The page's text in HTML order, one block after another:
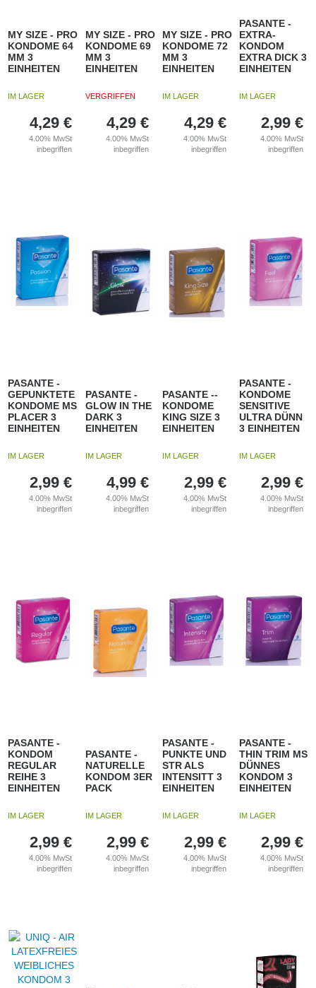
MY SIZE - PRO
KONDOME 64
MM 3
EINHEITEN
IM LAGER
4,29 €
4.00% MwSt
inbegriffen
MY SIZE - PRO
KONDOME 69
MM 3
EINHEITEN
VERGRIFFEN
4,29 €
4.00% MwSt
inbegriffen
MY SIZE - PRO
KONDOME 72
MM 3
EINHEITEN
IM LAGER
4,29 €
4.00% MwSt
inbegriffen
PASANTE -
EXTRA-
KONDOM
EXTRA DICK 3
EINHEITEN
IM LAGER
2,99 €
4.00% MwSt
inbegriffen
PASANTE -
GEPUNKTETE
KONDOME MS
PLACER 3
EINHEITEN
IM LAGER
2,99 €
4.00% MwSt
inbegriffen
PASANTE -
GLOW IN THE
DARK 3
EINHEITEN
IM LAGER
4,99 €
4.00% MwSt
inbegriffen
PASANTE --
KONDOME
KING SIZE 3
EINHEITEN
IM LAGER
2,99 €
4.00% MwSt
inbegriffen
PASANTE -
KONDOME
SENSITIVE
ULTRA DÜNN
3 EINHEITEN
IM LAGER
2,99 €
4.00% MwSt
inbegriffen
PASANTE -
KONDOM
REGULAR
REIHE 3
EINHEITEN
IM LAGER
2,99 €
4.00% MwSt
inbegriffen
PASANTE -
NATURELLE
KONDOM 3ER
PACK
IM LAGER
2,99 €
4.00% MwSt
inbegriffen
PASANTE -
PUNKTE UND
STR ALS
INTENSITT 3
EINHEITEN
IM LAGER
2,99 €
4.00% MwSt
inbegriffen
PASANTE -
THIN TRIM MS
DÜNNES
KONDOM 3
EINHEITEN
IM LAGER
2,99 €
4.00% MwSt
inbegriffen